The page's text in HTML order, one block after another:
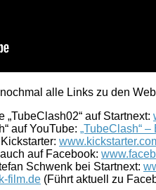
alle Links zu den
auf Startnext:
auf YouTube: „TubeClash“ –
auf Facebook:
Schwenk bei Startnext:
film.de (Führt aktuell zu